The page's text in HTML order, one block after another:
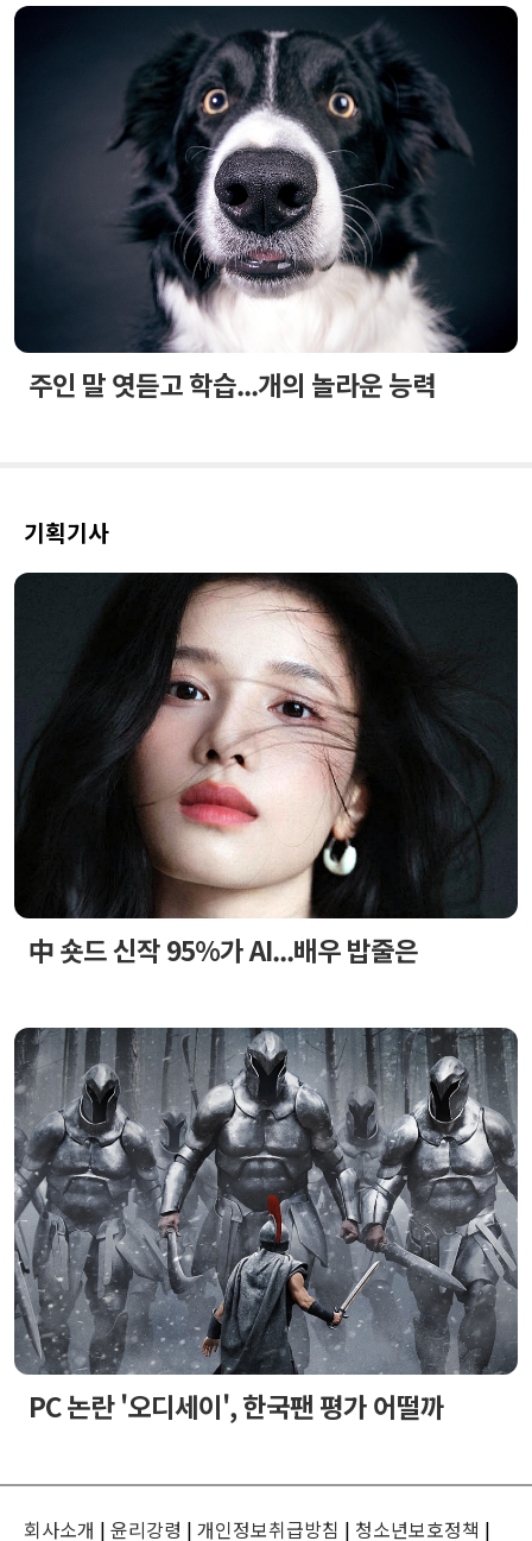
주인 말 엿듣고 학습...개의 놀라운 능력
기획기사
中 숏드 신작 95%가 AI...배우 밥줄은
PC 논란 '오디세이', 한국팬 평가 어떨까
회사소개 | 윤리강령 | 개인정보취급방침 | 청소년보호정책 |